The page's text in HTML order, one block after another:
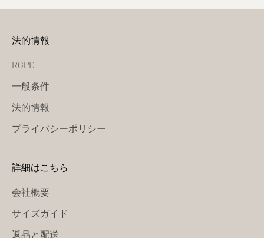
法的情報
RGPD
一般条件
法的情報
プライバシーポリシー
詳細はこちら
会社概要
サイズガイド
返品と配送